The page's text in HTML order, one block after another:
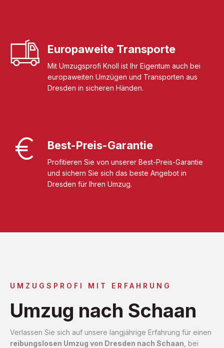
Europaweite Transporte
Mit Umzugsprofi Knoll ist Ihr Eigentum auch bei
europaweiten Umzügen und Transporten aus
Dresden in sicheren Händen.
Best-Preis-Garantie
Profitieren Sie von unserer Best-Preis-Garantie
und sichern Sie sich das beste Angebot in
Dresden für Ihren Umzug.
UMZUGSPROFI MIT ERFAHRUNG
Umzug nach Schaan
Verlassen Sie sich auf unsere langjährige Erfahrung für einen
reibungslosen Umzug von Dresden nach Schaan , bei